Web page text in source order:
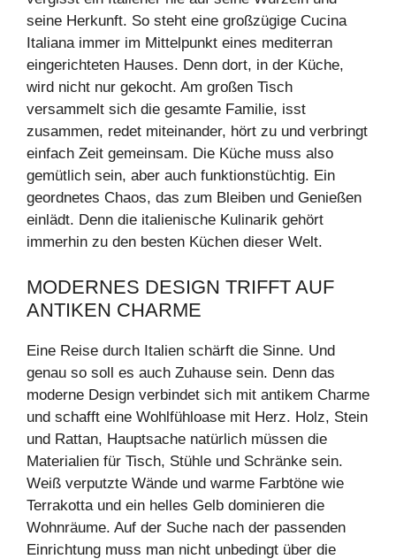
seine Herkunft. So steht eine großzügige Cucina
Italiana immer im Mittelpunkt eines mediterran
eingerichteten Hauses. Denn dort, in der Küche,
wird nicht nur gekocht. Am großen Tisch
versammelt sich die gesamte Familie, isst
zusammen, redet miteinander, hört zu und verbringt
einfach Zeit gemeinsam. Die Küche muss also
gemütlich sein, aber auch funktionstüchtig. Ein
geordnetes Chaos, das zum Bleiben und Genießen
einlädt. Denn die italienische Kulinarik gehört
immerhin zu den besten Küchen dieser Welt.
MODERNES DESIGN TRIFFT AUF
ANTIKEN CHARME
Eine Reise durch Italien schärft die Sinne. Und
genau so soll es auch Zuhause sein. Denn das
moderne Design verbindet sich mit antikem Charme
und schafft eine Wohlfühloase mit Herz. Holz, Stein
und Rattan, Hauptsache natürlich müssen die
Materialien für Tisch, Stühle und Schränke sein.
Weiß verputzte Wände und warme Farbtöne wie
Terrakotta und ein helles Gelb dominieren die
Wohnräume. Auf der Suche nach der passenden
Einrichtung muss man nicht unbedingt über die